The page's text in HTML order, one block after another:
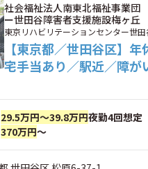
社会福祉法人南東北福祉事業
ー世田谷障害者支援施設梅ヶ丘
東京リハビリテーションセンター世田
【東京都／世田谷区】
宅手当あり／駅近／障が
29.5万円～39.8万円夜勤4回想定
370万円～